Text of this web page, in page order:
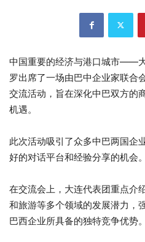
中国重要的经济与港口城市——
罗出席了一场由巴中企业家联合
交流活动，旨在深化中巴双方的
机遇。
此次活动吸引了众多中巴两国企
好的对话平台和经验分享的机会。
在交流会上，大连代表团重点介
和旅游等多个领域的发展潜力，
巴西企业所具备的独特竞争优势。